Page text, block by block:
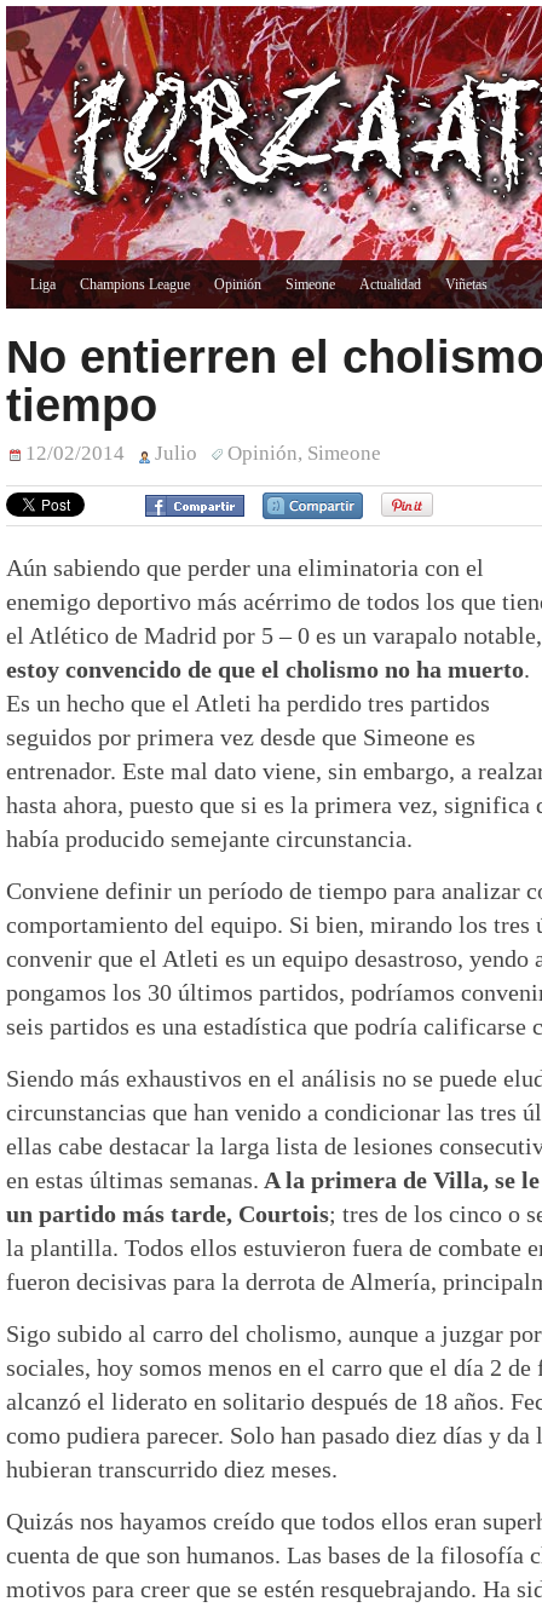
Liga Champions League Opinión Simeone Actualidad Viñetas
No entierren el
tiempo
12/02/2014 Julio Opinión, Simeone
Aún sabiendo que perder una eliminatoria con el
enemigo deportivo más acérrimo de todos los que
el Atlético de Madrid por 5 – 0 es un varapalo notable,
estoy convencido de que el cholismo no ha muerto.
Es un hecho que el Atleti ha perdido tres partidos
seguidos por primera vez desde que Simeone es
entrenador. Este mal dato viene, sin embargo, a
hasta ahora, puesto que si es la primera vez, significa
había producido semejante circunstancia.
Conviene definir un período de tiempo para analizar
comportamiento del equipo. Si bien, mirando los
convenir que el Atleti es un equipo desastroso, yendo
pongamos los 30 últimos partidos, podríamos
seis partidos es una estadística que podría calificarse
Siendo más exhaustivos en el análisis no se puede
circunstancias que han venido a condicionar las tres
ellas cabe destacar la larga lista de lesiones
en estas últimas semanas. A la primera de Villa, se
un partido más tarde, Courtois; tres de los cinco o
la plantilla. Todos ellos estuvieron fuera de combate
fueron decisivas para la derrota de Almería,
Sigo subido al carro del cholismo, aunque a juzgar
sociales, hoy somos menos en el carro que el día 2
alcanzó el liderato en solitario después de 18 años.
como pudiera parecer. Solo han pasado diez días y da
hubieran transcurrido diez meses.
Quizás nos hayamos creído que todos ellos eran
cuenta de que son humanos. Las bases de la filosofía
motivos para creer que se estén resquebrajando. Ha